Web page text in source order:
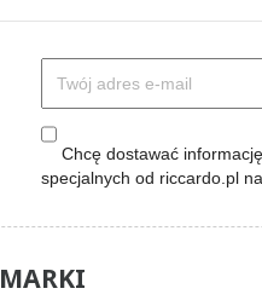
Chcę dostawać
specjalnych od riccardo.pl
MARKI